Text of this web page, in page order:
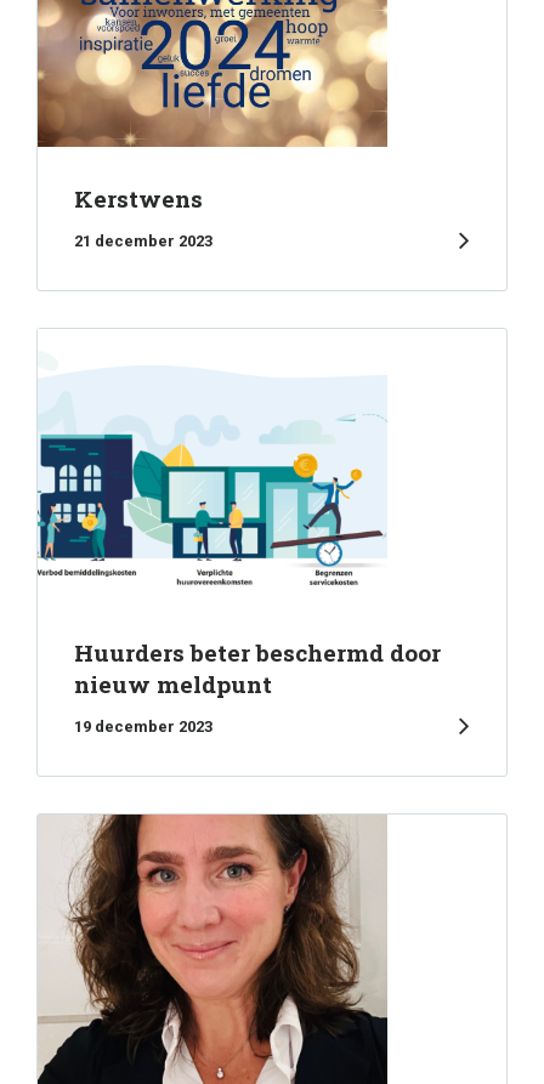
Kerstwens
21 december 2023
Huurders beter beschermd door
nieuw meldpunt
19 december 2023